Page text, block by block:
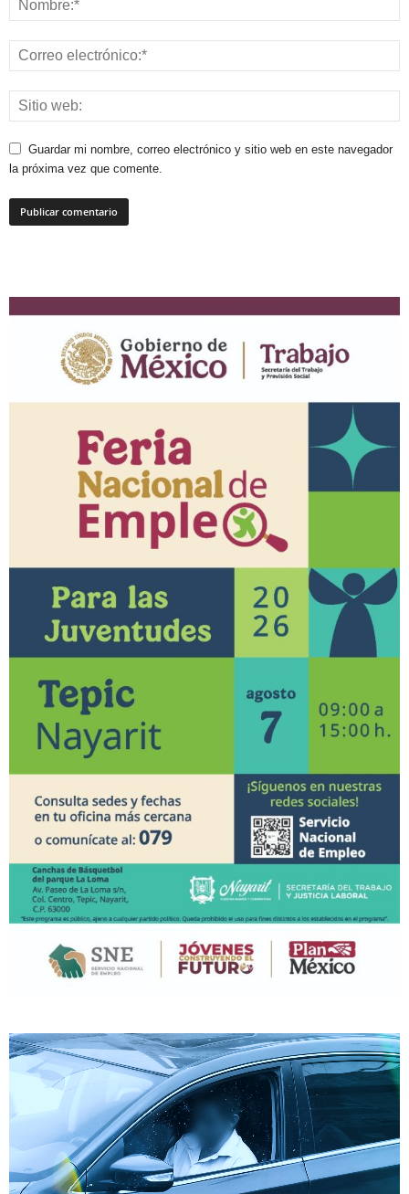
Guardar mi nombre, correo electrónico y sitio web en este navegador
la próxima vez que comente.